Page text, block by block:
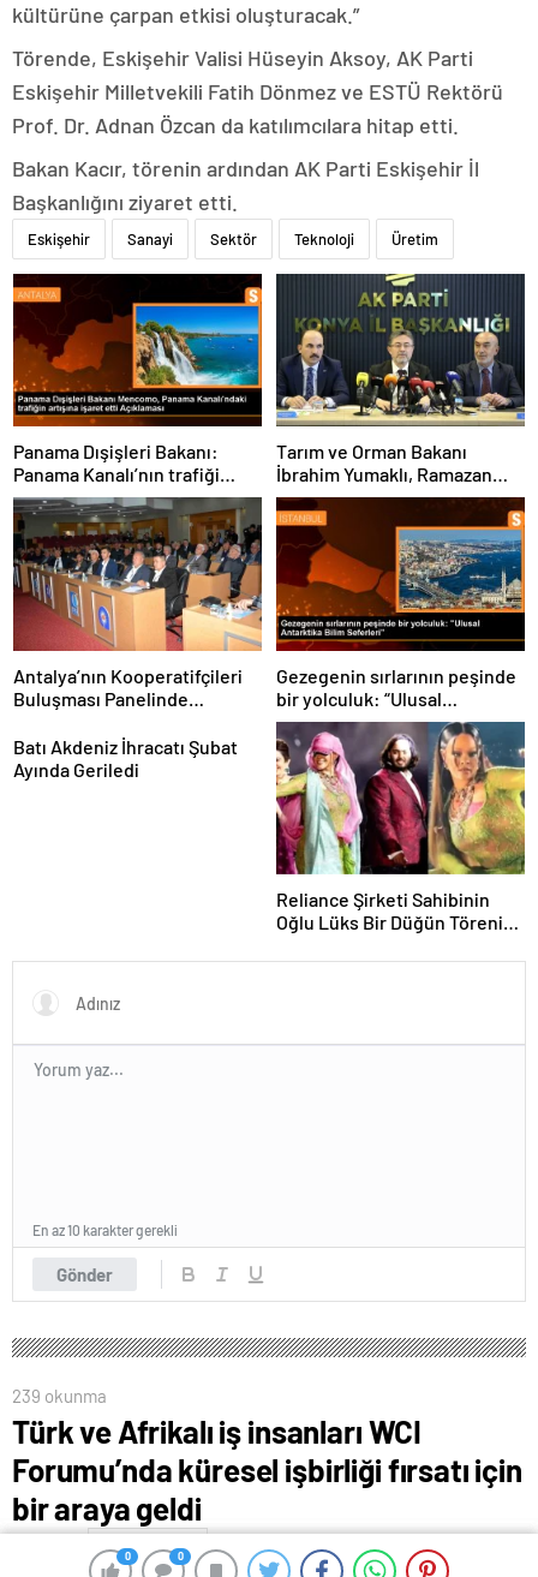
0 0
kültürüne çarpan etkisi oluşturacak.”
Törende, Eskişehir Valisi Hüseyin Aksoy, AK Parti
Eskişehir Milletvekili Fatih Dönmez ve ESTÜ Rektörü
Prof. Dr. Adnan Özcan da katılımcılara hitap etti.
Bakan Kacır, törenin ardından AK Parti Eskişehir İl
Başkanlığını ziyaret etti.
Eskişehir Sanayi Sektör Teknoloji Üretim
Panama Dışişleri Bakanı:
Panama Kanalı’nın trafiği
artıyor
Tarım ve Orman Bakanı
İbrahim Yumaklı, Ramazan
denetimlerini
sıklaştırdıklarını açıkladı
Antalya’nın Kooperatifçileri
Buluşması Panelinde
Yapılması Gerekenler
Tartışıldı
Gezegenin sırlarının peşinde
bir yolculuk: “Ulusal
Antarktika Bilim Seferleri”
Batı Akdeniz İhracatı Şubat
Ayında Geriledi
Reliance Şirketi Sahibinin
Oğlu Lüks Bir Düğün Töreni
Gönder
En az 10 karakter gerekli
239 okunma
Türk ve Afrikalı iş insanları WCI
Forumu’nda küresel işbirliği fırsatı için
bir araya geldi
News
0 0